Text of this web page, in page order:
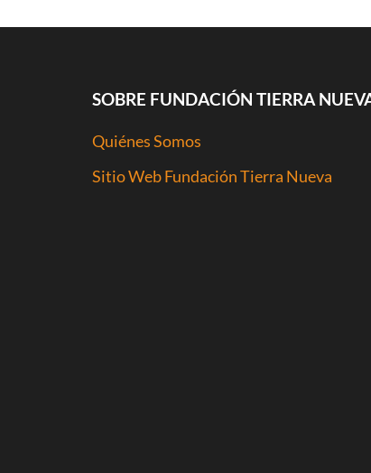
entradas
SOBRE FUNDACIÓN TIERRA
Quiénes Somos
Sitio Web Fundación Tierra Nueva